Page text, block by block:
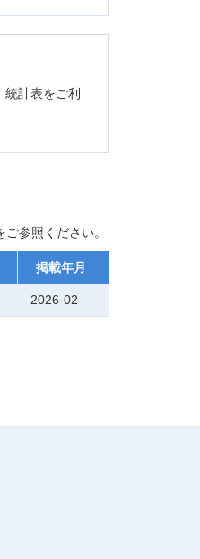
計表をご利
参照ください。
掲載年月
2026-02